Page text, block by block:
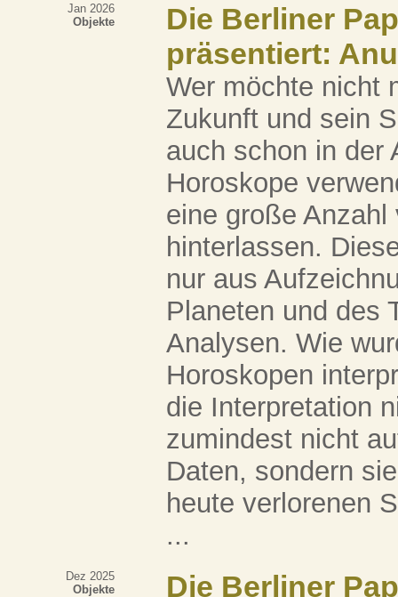
Jan 2026
Objekte
Die Berliner
präsentiert:
Wer möchte nicht
Zukunft und sein
auch schon in der
Horoskope
eine große
hinterlassen.
nur aus
Planeten und des
Analysen. Wie
Horoskopen
die Interpretation
zumindest nicht
Daten, sondern
heute verlorenen
...
Dez 2025
Objekte
Die Berliner